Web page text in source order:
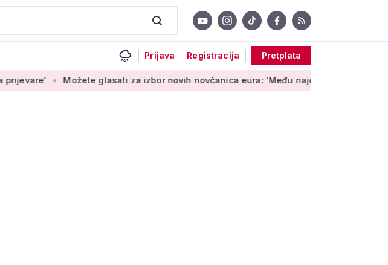
Prijava Registracija Pretplata
Možete glasati za izbor novih novčanica eura: 'Među najopipljivijim su izrazima Europe'